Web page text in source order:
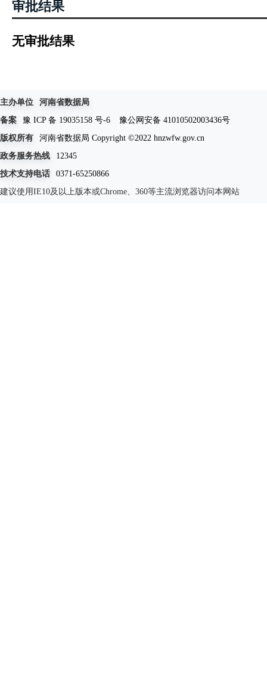
审批结果
无审批结果
主办单位
河南省数据局
备案
豫 ICP 备 19035158 号-6
豫公网安备 41010502003436号
版权所有
河南省数据局 Copyright ©2022 hnzwfw.gov.cn
政务服务热线
12345
技术支持电话
0371-65250866
建议使用IE10及以上版本或Chrome、360等主流浏览器访问本网站